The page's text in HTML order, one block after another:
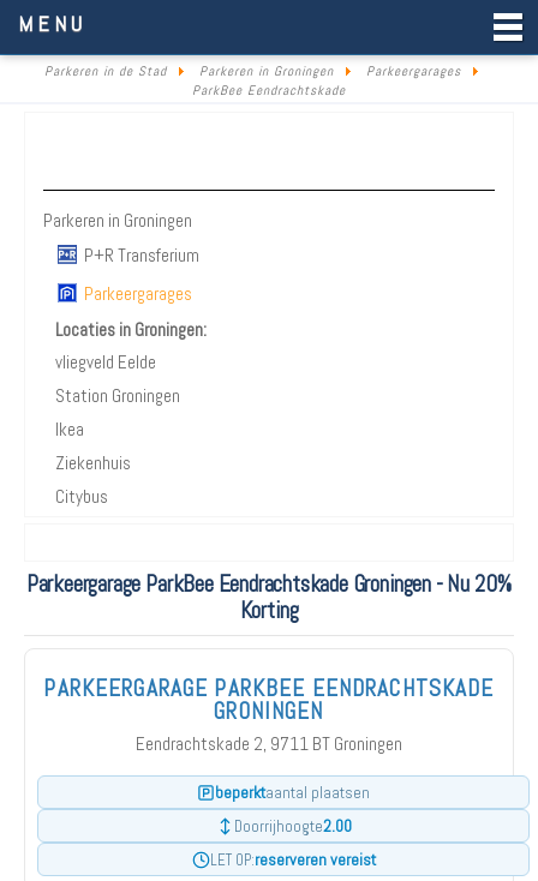
MENU
Parkeren in de Stad Parkeren in Groningen
Parkeergarages
ParkBee Eendrachtskade
Parkeren in Groningen
P+R Transferium
Parkeergarages
Locaties in Groningen:
vliegveld Eelde
Station Groningen
Ikea
Ziekenhuis
Citybus
Parkeergarage ParkBee Eendrachtskade Groningen - Nu 20%
Korting
PARKEERGARAGE PARKBEE EENDRACHTSKADE
GRONINGEN
Eendrachtskade 2, 9711 BT Groningen
beperktaantal plaatsen
Doorrijhoogte2.00
LET OP:reserveren vereist